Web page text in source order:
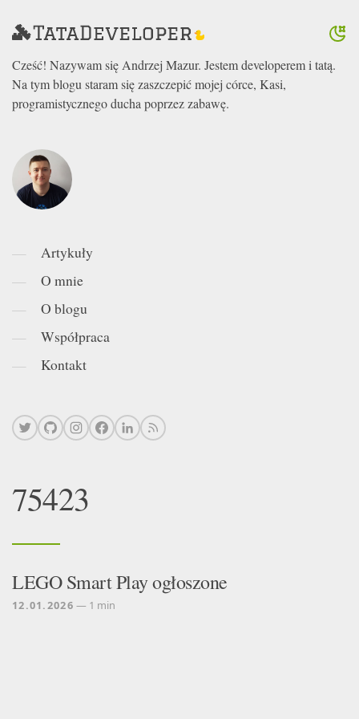
Cześć! Nazywam się Andrzej Mazur. Jestem developerem i tatą.
Na tym blogu staram się zaszczepić mojej córce, Kasi,
programistycznego ducha poprzez zabawę.
Artykuły
O mnie
O blogu
Współpraca
Kontakt
75423
LEGO Smart Play ogłoszone
12.01.2026 — 1 min